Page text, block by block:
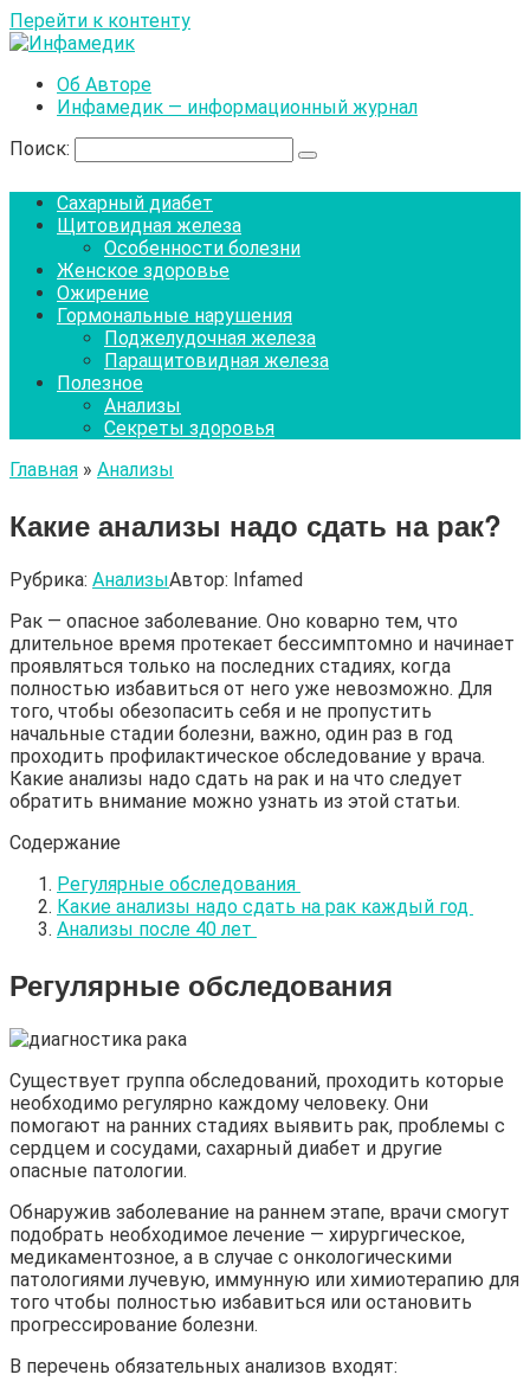
Перейти к контенту
Об Авторе
Инфамедик — информационный журнал
Поиск:
Сахарный диабет
Щитовидная железа
Особенности болезни
Женское здоровье
Ожирение
Гормональные нарушения
Поджелудочная железа
Паращитовидная железа
Полезное
Анализы
Секреты здоровья
Главная » Анализы
Какие анализы надо сдать на рак?
Рубрика: АнализыАвтор: Infamed
Рак — опасное заболевание. Оно коварно тем, что
длительное время протекает бессимптомно и начинает
проявляться только на последних стадиях, когда
полностью избавиться от него уже невозможно. Для
того, чтобы обезопасить себя и не пропустить
начальные стадии болезни, важно, один раз в год
проходить профилактическое обследование у врача.
Какие анализы надо сдать на рак и на что следует
обратить внимание можно узнать из этой статьи.
Содержание
Регулярные обследования
Какие анализы надо сдать на рак каждый год
Анализы после 40 лет
Регулярные обследования
Существует группа обследований, проходить которые
необходимо регулярно каждому человеку. Они
помогают на ранних стадиях выявить рак, проблемы с
сердцем и сосудами, сахарный диабет и другие
опасные патологии.
Обнаружив заболевание на раннем этапе, врачи смогут
подобрать необходимое лечение — хирургическое,
медикаментозное, а в случае с онкологическими
патологиями лучевую, иммунную или химиотерапию для
того чтобы полностью избавиться или остановить
прогрессирование болезни.
В перечень обязательных анализов входят: